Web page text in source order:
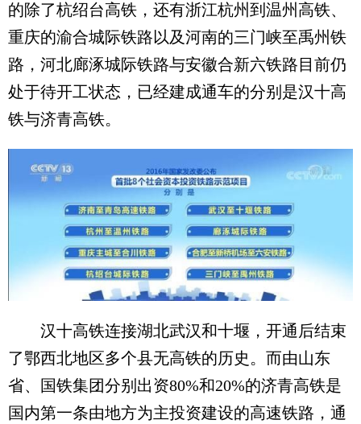
的除了杭绍台高铁，还有浙江杭州到温州高铁、
重庆的渝合城际铁路以及河南的三门峡至禹州铁
路，河北廊涿城际铁路与安徽合新六铁路目前仍
处于待开工状态，已经建成通车的分别是汉十高
铁与济青高铁。
汉十高铁连接湖北武汉和十堰，开通后结束
了鄂西北地区多个县无高铁的历史。而由山东
省、国铁集团分别出资80%和20%的济青高铁是
国内第一条由地方为主投资建设的高速铁路，通